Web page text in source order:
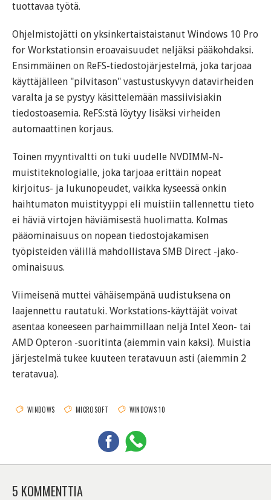
tuottavaa työtä.
Ohjelmistojätti on yksinkertaistaistanut Windows 10 Pro
for Workstationsin eroavaisuudet neljäksi pääkohdaksi.
Ensimmäinen on ReFS-tiedostojärjestelmä, joka tarjoaa
käyttäjälleen "pilvitason" vastustuskyvyn datavirheiden
varalta ja se pystyy käsittelemään massiivisiakin
tiedostoasemia. ReFS:stä löytyy lisäksi virheiden
automaattinen korjaus.
Toinen myyntivaltti on tuki uudelle NVDIMM-N-
muistiteknologialle, joka tarjoaa erittäin nopeat
kirjoitus- ja lukunopeudet, vaikka kyseessä onkin
haihtumaton muistityyppi eli muistiin tallennettu tieto
ei häviä virtojen häviämisestä huolimatta. Kolmas
pääominaisuus on nopean tiedostojakamisen
työpisteiden välillä mahdollistava SMB Direct -jako-
ominaisuus.
Viimeisenä muttei vähäisempänä uudistuksena on
laajennettu rautatuki. Workstations-käyttäjät voivat
asentaa koneeseen parhaimmillaan neljä Intel Xeon- tai
AMD Opteron -suoritinta (aiemmin vain kaksi). Muistia
järjestelmä tukee kuuteen teratavuun asti (aiemmin 2
teratavua).
WINDOWS MICROSOFT WINDOWS 10
5 KOMMENTTIA